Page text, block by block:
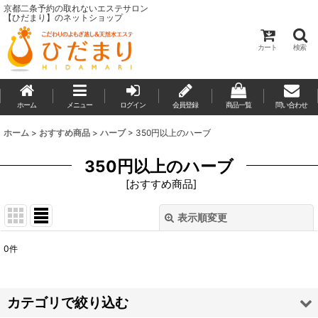
京都二条予約の取れないエステサロン
【ひだまり】のネットショップ
カート 検索
ホーム メニュー ログイン 会員登録 商品一覧 問い合わせ
ホーム > おすすめ商品 > ハーブ > 350円以上のハーブ
350円以上のハーブ
[おすすめ商品]
表示順変更
並び順:
0件
カテゴリで絞り込む